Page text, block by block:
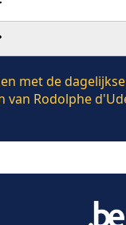
met de
van Rodolphe